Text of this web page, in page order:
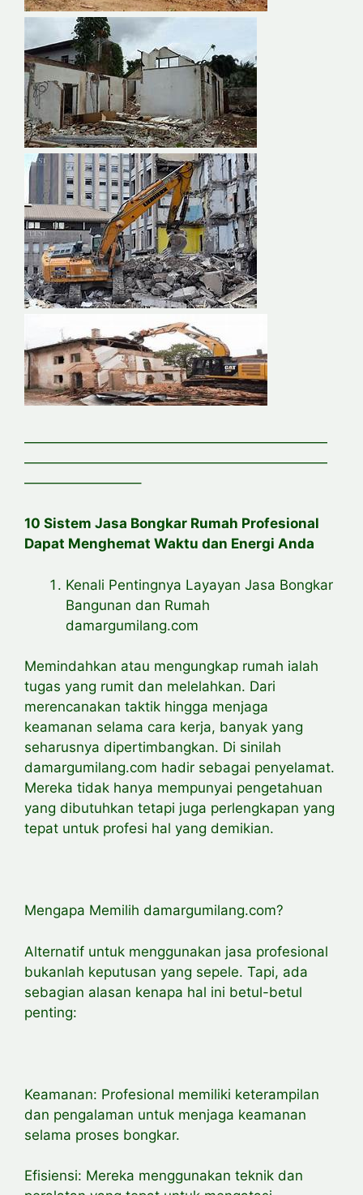
——————————————————————
——————————————————————
————————–
10 Sistem Jasa Bongkar Rumah Profesional
Dapat Menghemat Waktu dan Energi Anda
Kenali Pentingnya Layayan Jasa Bongkar
Bangunan dan Rumah
damargumilang.com
Memindahkan atau mengungkap rumah ialah
tugas yang rumit dan melelahkan. Dari
merencanakan taktik hingga menjaga
keamanan selama cara kerja, banyak yang
seharusnya dipertimbangkan. Di sinilah
damargumilang.com hadir sebagai penyelamat.
Mereka tidak hanya mempunyai pengetahuan
yang dibutuhkan tetapi juga perlengkapan yang
tepat untuk profesi hal yang demikian.
Mengapa Memilih damargumilang.com?
Alternatif untuk menggunakan jasa profesional
bukanlah keputusan yang sepele. Tapi, ada
sebagian alasan kenapa hal ini betul-betul
penting:
Keamanan: Profesional memiliki keterampilan
dan pengalaman untuk menjaga keamanan
selama proses bongkar.
Efisiensi: Mereka menggunakan teknik dan